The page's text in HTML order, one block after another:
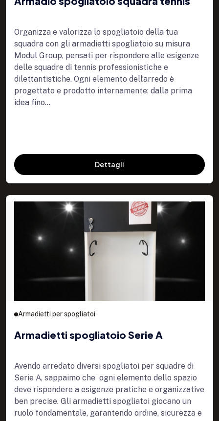
Organizza e valorizza lo spogliatoio della tua
squadra con gli armadietti spogliatoio su misura
Modul Group, pensati per rispondere alle esigenze
delle squadre di tennis professionistiche e
dilettantistiche. Ogni elemento dell’arredo è
progettato e prodotto internamente: dalla prima
idea fino...
Dettagli
Armadietti per spogliatoi
Armadietti spogliatoio Serie A
Avendo arredato diversi spogliatoi per squadre di
Serie A, sappaimo che ogni elemento dello spazio
deve rispondere a esigenze pratiche e organizzative
ben precise. Gli armadietti spogliatoi giocano un
ruolo fondamentale, garantendo ordine, sicurezza e